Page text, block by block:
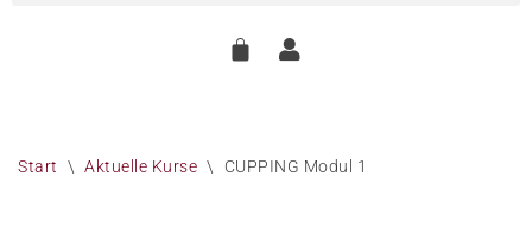
Start \ Aktuelle Kurse \ CUPPING Modul 1